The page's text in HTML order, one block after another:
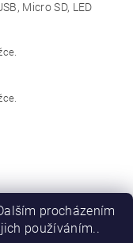
Micro SD, LED
procházením
používáním..